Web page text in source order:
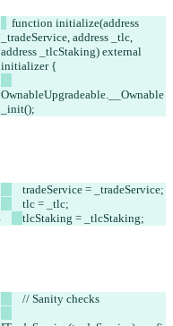
  function initialize(address
_tradeService, address _tlc,
address _tlcStaking) external
initializer {
OwnableUpgradeable.__Ownable
_init();
    tradeService = _tradeService;
    tlc = _tlc;
tlcStaking = _tlcStaking;
    // Sanity checks